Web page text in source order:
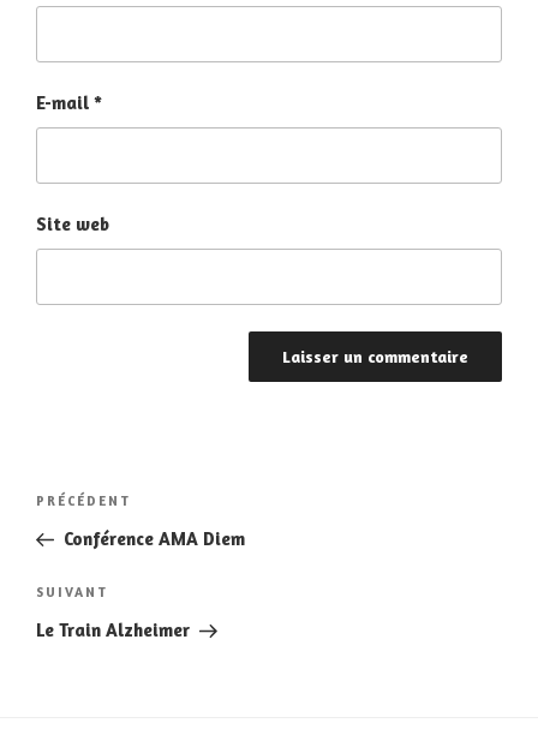
E-mail *
Site web
Navigation
l’article
Article
précédent
PRÉCÉDENT
Conférence AMA Diem
Article
suivant
SUIVANT
Le Train Alzheimer